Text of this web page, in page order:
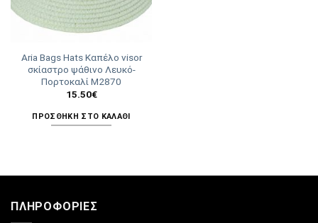
Aria Bags Hats Καπέλο visor
σκίαστρο ψάθινο Λευκό-
Πορτοκαλί Μ2870
15.50€
ΠΡΟΣΘΉΚΗ ΣΤΟ ΚΑΛΆΘΙ
ΠΛΗΡΟΦΟΡΊΕΣ